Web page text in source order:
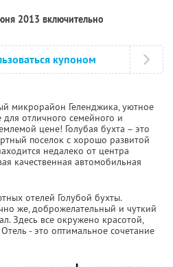
2013 включительно
купоном
микрорайон Геленджика, уютное
отличного семейного и
цене! Голубая бухта – это
поселок с хорошо развитой
недалеко от центра
качественная автомобильная
отелей Голубой бухты.
же, доброжелательный и чуткий
Здесь все окружено красотой,
- это оптимальное сочетание